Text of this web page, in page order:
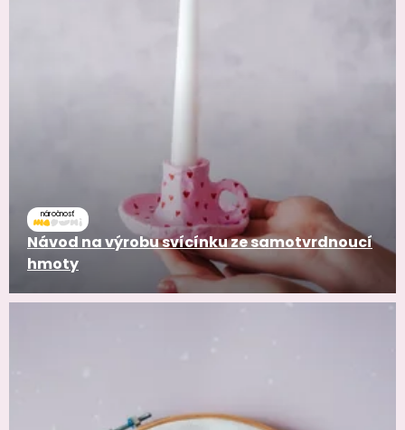
náročnosť
Návod na výrobu svícínku ze samotvrdnoucí
hmoty